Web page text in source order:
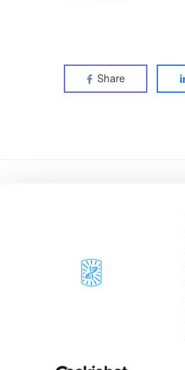
Share
C/Baldiri Reixac, 4-12 i 15